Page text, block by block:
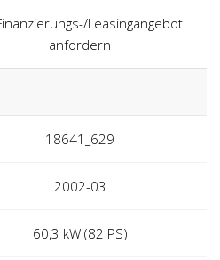
Leasingangebot
anfordern
18641_629
2002-03
60,3 kW (82 PS)